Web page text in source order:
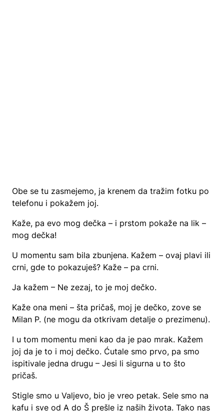
Obe se tu zasmejemo, ja krenem da tražim fotku po
telefonu i pokažem joj.
Kaže, pa evo mog dečka – i prstom pokaže na lik –
mog dečka!
U momentu sam bila zbunjena. Kažem – ovaj plavi ili
crni, gde to pokazuješ? Kaže – pa crni.
Ja kažem – Ne zezaj, to je moj dečko.
Kaže ona meni – šta pričaš, moj je dečko, zove se
Milan P. (ne mogu da otkrivam detalje o prezimenu).
I u tom momentu meni kao da je pao mrak. Kažem
joj da je to i moj dečko. Ćutale smo prvo, pa smo
ispitivale jedna drugu – Jesi li sigurna u to što
pričaš.
Stigle smo u Valjevo, bio je vreo petak. Sele smo na
kafu i sve od A do Š prešle iz naših života. Tako nas